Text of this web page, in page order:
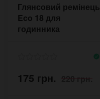
Глянсовий ремінець
Eco 18 для
годинника
175 грн. 220 грн.